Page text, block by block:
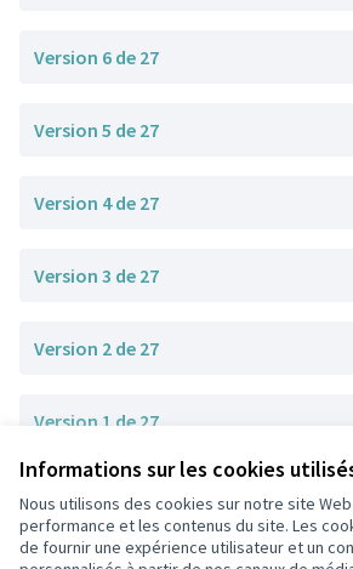
Informations sur les cookies
Nous utilisons des cookies sur notre site
performance et les contenus du site. Les
de fournir une expérience utilisateur et un
Version 6 de 27
Version 5 de 27
Version 4 de 27
Version 3 de 27
Version 2 de 27
Version 1 de 27
Conditions d'utilisation
Paramètres des cookies
participons.colombes.fr sur Facebook